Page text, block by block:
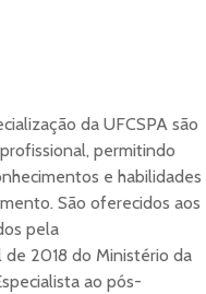
da UFCSPA são
permitindo
e habilidades
São oferecidos aos
pela
de 2018 do Ministério da
ao pós-